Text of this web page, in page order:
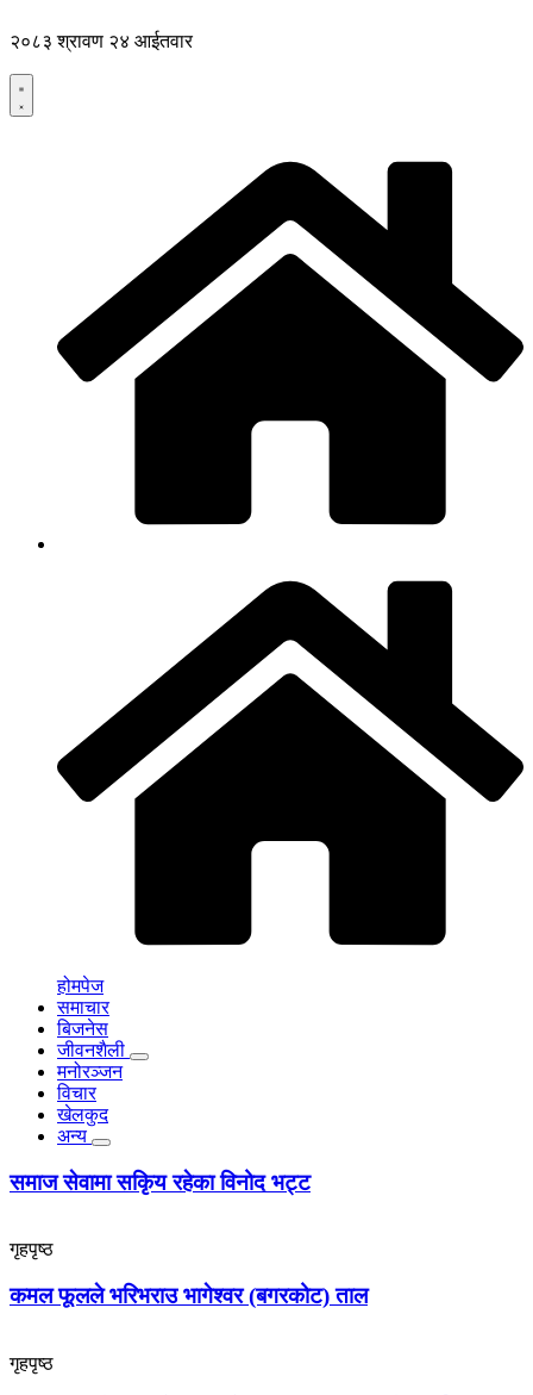
to
२०८३ श्रावण २४ आईतवार
होमपेज
समाचार
बिजनेस
जीवनशैली
मनोरञ्जन
विचार
खेलकुद
अन्य
समाज सेवामा सकिृय रहेका विनोद भट्ट
गृहपृष्ठ
कमल फूलले भरिभराउ भागेश्वर (बगरकोट) ताल
गृहपृष्ठ